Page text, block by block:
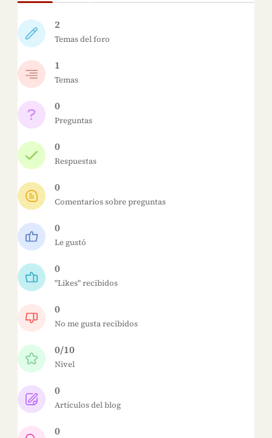
2
Temas del foro
1
Temas
0
Preguntas
0
Respuestas
0
Comentarios sobre preguntas
0
Le gustó
0
"Likes" recibidos
0
No me gusta recibidos
0/10
Nivel
0
Artículos del blog
0